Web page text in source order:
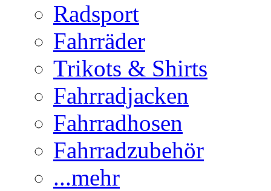
Radsport
Fahrräder
Trikots & Shirts
Fahrradjacken
Fahrradhosen
Fahrradzubehör
...mehr